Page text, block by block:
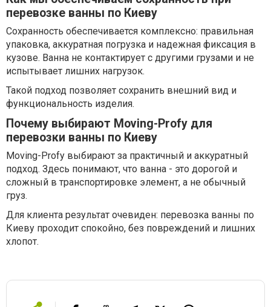
перевозке ванны по Киеву
Сохранность обеспечивается комплексно: правильная
упаковка, аккуратная погрузка и надежная фиксация в
кузове. Ванна не контактирует с другими грузами и не
испытывает лишних нагрузок.
Такой подход позволяет сохранить внешний вид и
функциональность изделия.
Почему выбирают Moving-Profy для
перевозки ванны по Киеву
Moving-Profy выбирают за практичный и аккуратный
подход. Здесь понимают, что ванна - это дорогой и
сложный в транспортировке элемент, а не обычный
груз.
Для клиента результат очевиден: перевозка ванны по
Киеву проходит спокойно, без повреждений и лишних
хлопот.